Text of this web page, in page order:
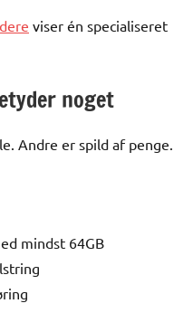
viser én specialiseret
noget
Andre er spild af penge.
mindst 64GB